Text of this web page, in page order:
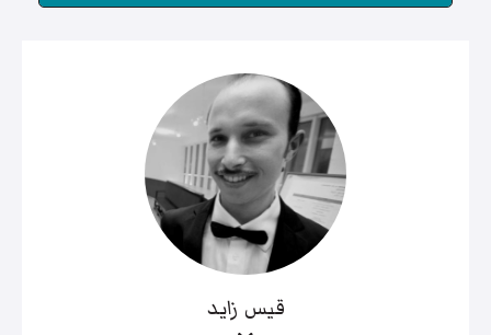
قيس زايد